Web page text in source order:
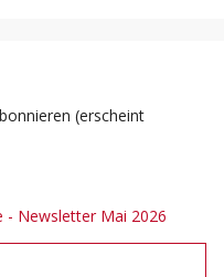
(erscheint
- Newsletter Mai 2026